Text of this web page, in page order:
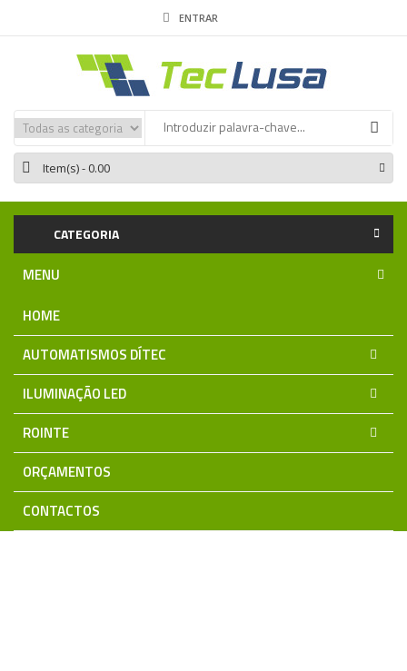
ENTRAR
Item(s)- 0.00
CATEGORIA
MENU
HOME
AUTOMATISMOS DÍTEC
ILUMINAÇÃO LED
ROINTE
ORÇAMENTOS
CONTACTOS